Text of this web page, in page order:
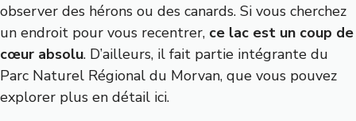
observer des hérons ou des canards. Si vous cherchez
un endroit pour vous recentrer, ce lac est un coup de
cœur absolu. D’ailleurs, il fait partie intégrante du
Parc Naturel Régional du Morvan, que vous pouvez
explorer plus en détail ici.